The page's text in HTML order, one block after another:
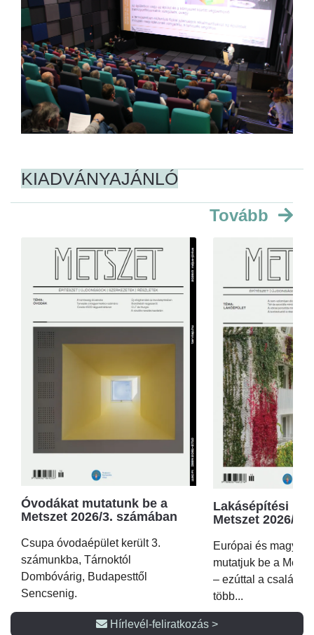
KIADVÁNYAJÁNLÓ
Tovább
Óvodákat mutatunk be a
Metszet 2026/3. számában
Csupa óvodaépület került 3.
számunkba, Tárnoktól
Dombóvárig, Budapesttől
Sencsenig.
Lakásépítési
Metszet 2026/2.
Európai és magyar
mutatjuk be a
– ezúttal a családi
több...
Hírlevél-feliratkozás >